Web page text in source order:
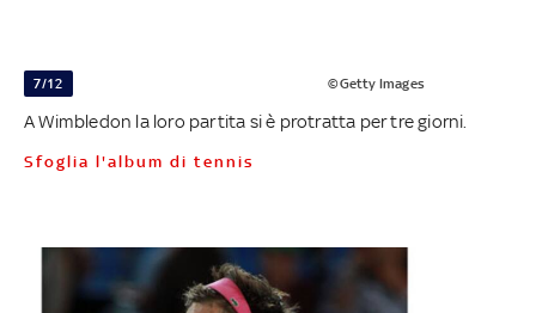
7/12 ©Getty Images
A Wimbledon la loro partita si è protratta per tre giorni.
Sfoglia l'album di tennis